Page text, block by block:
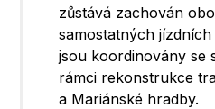
zůstává zachován
samostatných
jsou koordinovány se
rámci rekonstrukce
a Mariánské hradby.